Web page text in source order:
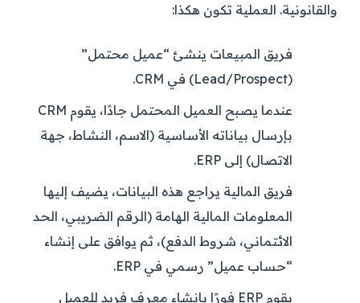
والقانونية. العملية تكون هكذا:
فريق المبيعات ينشئ “عميل محتمل”
(Lead/Prospect) في CRM.
عندما يصبح العميل المحتمل جادًا، يقوم CRM
بإرسال بياناته الأساسية (الاسم، النشاط، جهة
الاتصال) إلى ERP.
فريق المالية يراجع هذه البيانات، يضيف إليها
المعلومات المالية الهامة (الرقم الضريبي، الحد
الائتماني، شروط الدفع)، ثم يوافق على إنشاء
“حساب عميل” رسمي في ERP.
يقوم ERP فورًا بإنشاء معرف فريد للعميل